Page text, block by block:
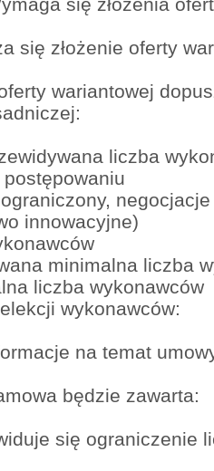
się złożenia
się złożenie oferty
wariantowej
liczba
postępowaniu
innowacyjne)
minimalna liczba
liczba wykonawców
wykonawców:
na temat
będzie zawarta:
się ograniczenie